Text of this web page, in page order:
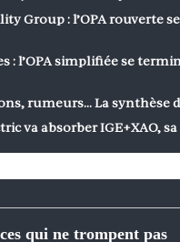
Group : l’OPA rouverte
: l’OPA simplifiée se
rumeurs… La synthèse
va absorber IGE+XAO,
qui ne trompent pas